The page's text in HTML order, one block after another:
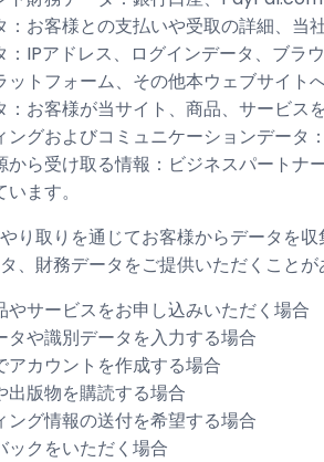
：お客様との支払いや受取の詳細、当
：IPアドレス、ログインデータ、ブラ
ットフォーム、その他本ウェブサイト
：お客様が当サイト、商品、サービス
ングおよびコミュニケーションデータ
から受け取る情報：ビジネスパートナ
ます。
り取りを通じてお客様からデータを
、財務データをご提供いただくこと
やサービスをお申し込みいただく場合
タや識別データを入力する場合
アカウントを作成する場合
出版物を購読する場合
ング情報の送付を希望する場合
ックをいただく場合